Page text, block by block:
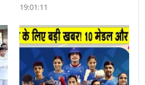
19:01:11